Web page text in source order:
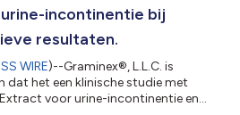
incontinentie bij
resultaten.
WIRE)--Graminex®, L.L.C. is
dat het een klinische studie met
voor urine-incontinentie en